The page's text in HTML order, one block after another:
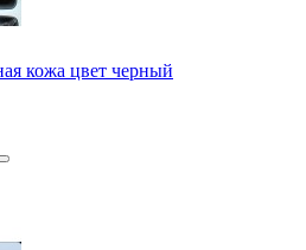
кожа цвет черный